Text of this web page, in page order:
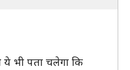
भी पता चलेगा कि